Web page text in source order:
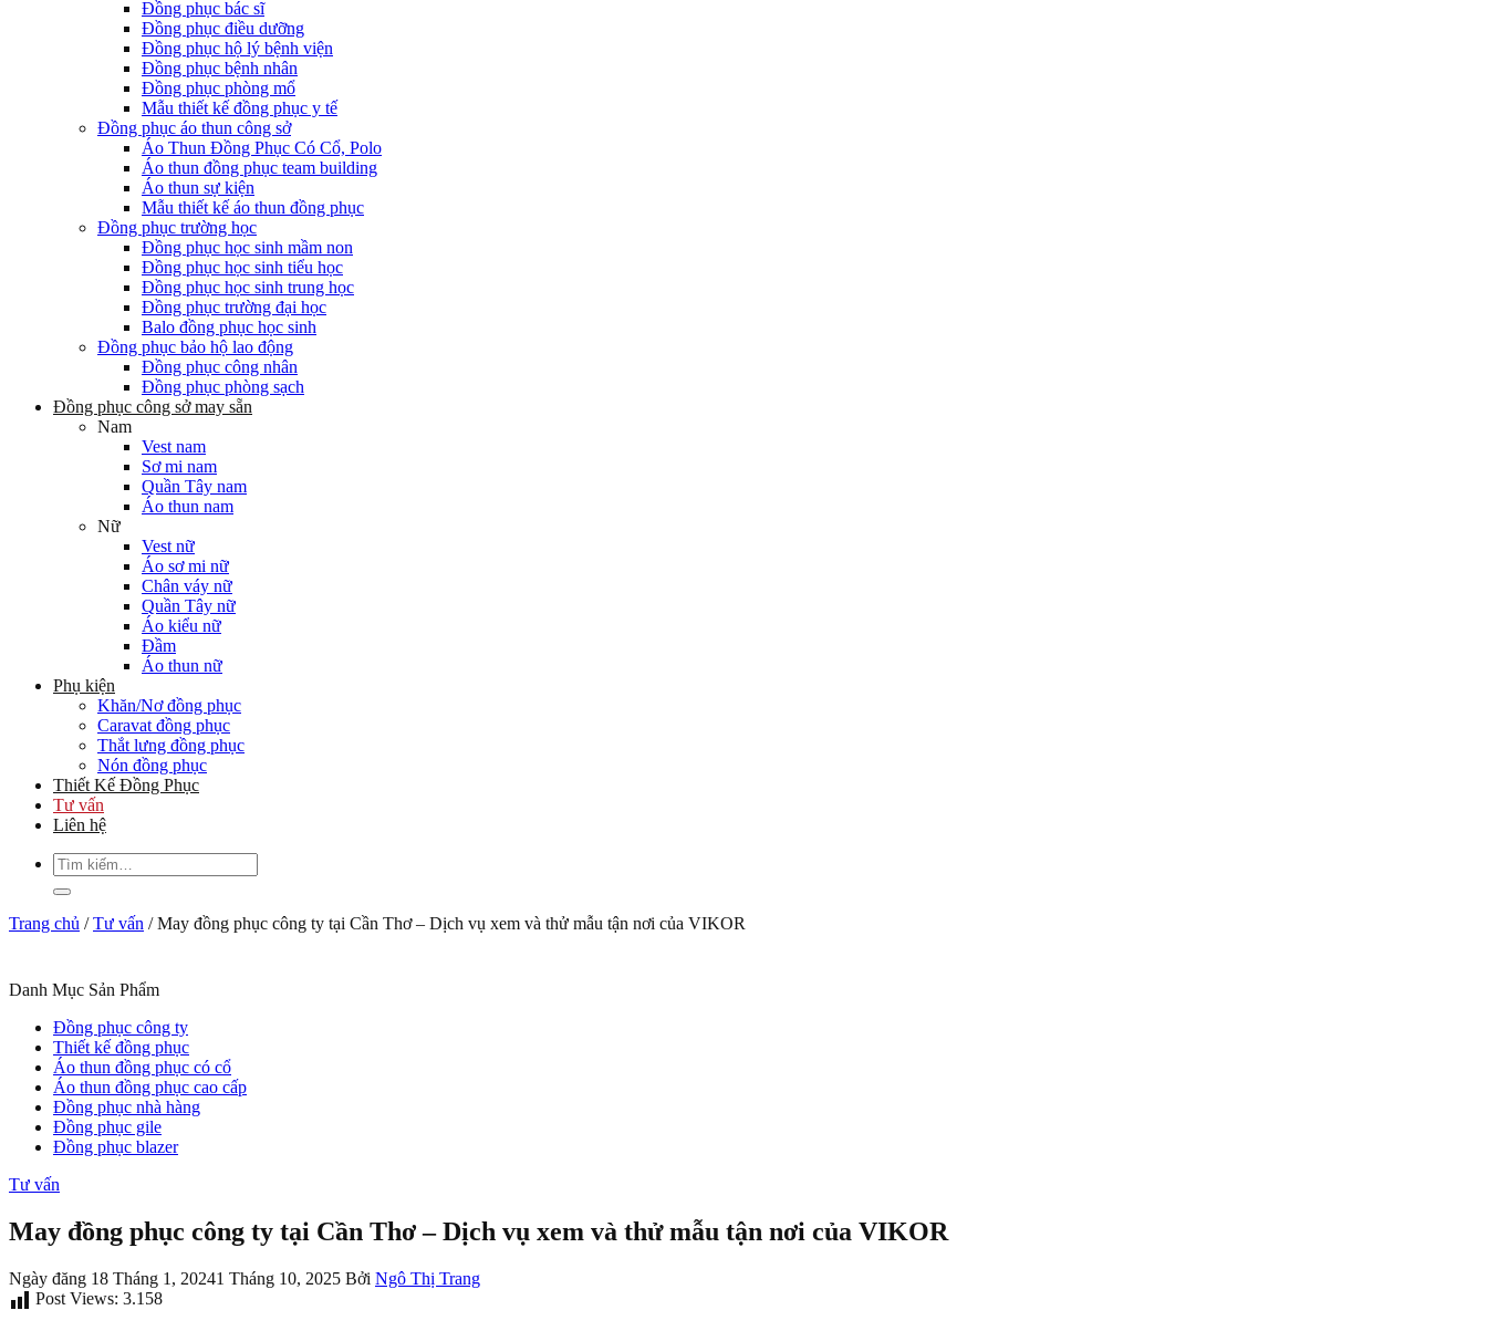
Đồng phục bác sĩ
Đồng phục điều dưỡng
Đồng phục hộ lý bệnh viện
Đồng phục bệnh nhân
Đồng phục phòng mổ
Mẫu thiết kế đồng phục y tế
Đồng phục áo thun công sở
Áo Thun Đồng Phục Có Cổ, Polo
Áo thun đồng phục team building
Áo thun sự kiện
Mẫu thiết kế áo thun đồng phục
Đồng phục trường học
Đồng phục học sinh mầm non
Đồng phục học sinh tiểu học
Đồng phục học sinh trung học
Đồng phục trường đại học
Balo đồng phục học sinh
Đồng phục bảo hộ lao động
Đồng phục công nhân
Đồng phục phòng sạch
Đồng phục công sở may sẵn
Nam
Vest nam
Sơ mi nam
Quần Tây nam
Áo thun nam
Nữ
Vest nữ
Áo sơ mi nữ
Chân váy nữ
Quần Tây nữ
Áo kiểu nữ
Đầm
Áo thun nữ
Phụ kiện
Khăn/Nơ đồng phục
Caravat đồng phục
Thắt lưng đồng phục
Nón đồng phục
Thiết Kế Đồng Phục
Tư vấn
Liên hệ
Tìm
kiếm:
Trang chủ / Tư vấn /May đồng phục công ty tại Cần Thơ – Dịch vụ xem và thử mẫu tận nơi của VIKOR
Danh Mục Sản Phẩm
Đồng phục công ty
Thiết kế đồng phục
Áo thun đồng phục có cổ
Áo thun đồng phục cao cấp
Đồng phục nhà hàng
Đồng phục gile
Đồng phục blazer
Tư vấn
May đồng phục công ty tại Cần Thơ – Dịch vụ xem và thử mẫu tận nơi của VIKOR
Ngày đăng 18 Tháng 1, 20241 Tháng 10, 2025 Bởi Ngô Thị Trang
Post Views: 3.158